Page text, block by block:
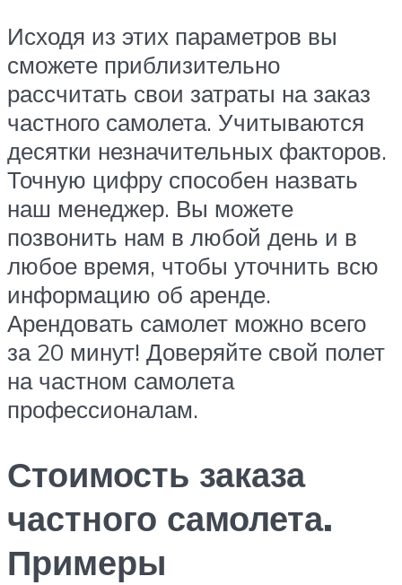
Исходя из этих параметров вы
сможете приблизительно
рассчитать свои затраты на заказ
частного самолета. Учитываются
десятки незначительных факторов.
Точную цифру способен назвать
наш менеджер. Вы можете
позвонить нам в любой день и в
любое время, чтобы уточнить всю
информацию об аренде.
Арендовать самолет можно всего
за 20 минут! Доверяйте свой полет
на частном самолета
профессионалам.
Стоимость заказа
частного самолета.
Примеры